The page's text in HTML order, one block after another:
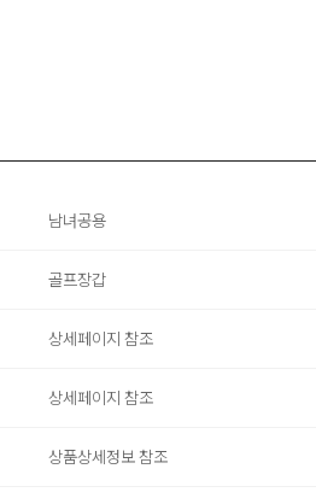
남녀공용
골프장갑
상세페이지 참조
상세페이지 참조
상품상세정보 참조